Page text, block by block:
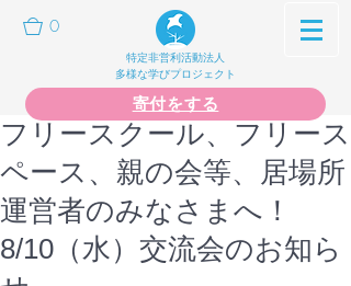
0
特定非営利活動法人
多様な学びプロジェクト
寄付をする
フリースクール、フリース
ペース、親の会等、居場所
運営者のみなさまへ！
8/10（水）交流会のお知ら